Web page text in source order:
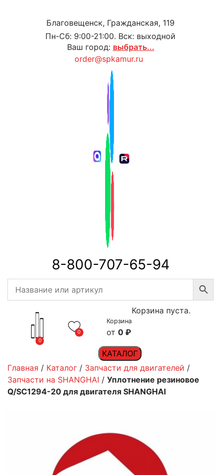
Благовещенск, Гражданская, 119
Пн-Сб: 9:00-21:00. Вск: выходной
Ваш город: выбрать...
order@spkamur.ru
8-800-707-65-94
0
0
Корзина
0 ₽
Корзина пуста.
КАТАЛОГ
Главная / Каталог / Запчасти для двигателей /
Запчасти на SHANGHAI / Уплотнение резиновое
Q/SC1294-20 для двигателя SHANGHAI